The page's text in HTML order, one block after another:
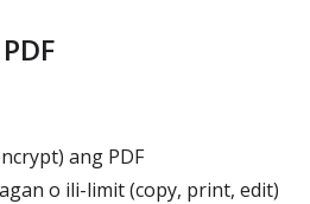
ang PDF
o ili-limit (copy, print, edit)